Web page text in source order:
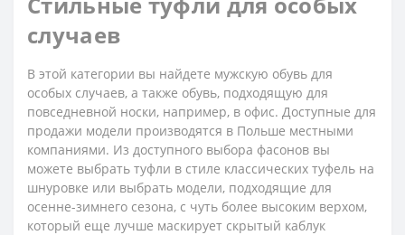
случаев
В этой категории вы найдете мужскую обувь для
особых случаев, а также обувь, подходящую для
повседневной носки, например, в офис. Доступные для
продажи модели производятся в Польше местными
компаниями. Из доступного выбора фасонов вы
можете выбрать туфли в стиле классических туфель на
шнуровке или выбрать модели, подходящие для
осенне-зимнего сезона, с чуть более высоким верхом,
который еще лучше маскирует скрытый каблук